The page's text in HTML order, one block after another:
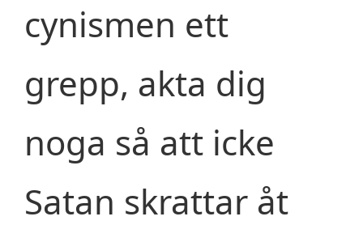
cynismen ett
grepp, akta dig
noga så att icke
Satan skrattar åt